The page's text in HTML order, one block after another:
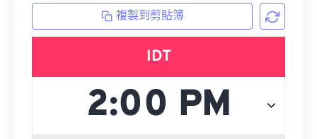
複製到剪貼簿
IDT